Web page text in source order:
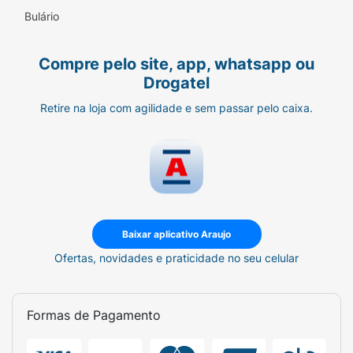
Bulário
Compre pelo site, app, whatsapp ou
Drogatel
Retire na loja com agilidade e sem passar pelo caixa.
Baixar aplicativo Araujo
Ofertas, novidades e praticidade no seu celular
Formas de Pagamento